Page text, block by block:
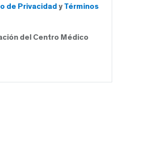
de Privacidad y Términos
del Centro Médico